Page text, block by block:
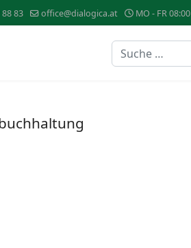
88 83 office@dialogica.at MO - FR
Suchen